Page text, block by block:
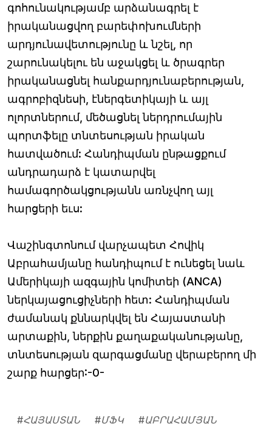
գոհունակությամբ արձանագրել է
իրականացվող բարեփոխումների
արդյունավետությունը և նշել, որ
շարունակելու են աջակցել և ծրագրեր
իրականացնել հանքարդյունաբերության,
ագրոբիզնեսի, էներգետիկայի և այլ
ոլորտներում, մեծացնել ներդրումային
պորտֆելը տնտեսության իրական
հատվածում: Հանդիպման ընթացքում
անդրադարձ է կատարվել
համագործակցությանն առնչվող այլ
հարցերի եւս:
Վաշինգտոնում վարչապետ Հովիկ
Աբրահամյանը հանդիպում է ունեցել նաև
Ամերիկայի ազգային կոմիտեի (ANCA)
ներկայացուցիչների հետ: Հանդիպման
ժամանակ քննարկվել են Հայաստանի
արտաքին, ներքին քաղաքականությանը,
տնտեսության զարգացմանը վերաբերող մի
շարք հարցեր:-0-
#ՀԱՅԱՍՏԱՆ #ՄՖԿ #ԱԲՐԱՀԱՄՅԱՆ